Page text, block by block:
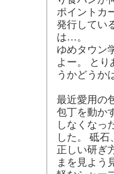
ポイントカ
発行してい
は…。
ゆめタウン
よー。 と
うかどうか
最近愛用の
包丁を動か
しなくなっ
した。 砥
正しい研ぎ
まを見よう